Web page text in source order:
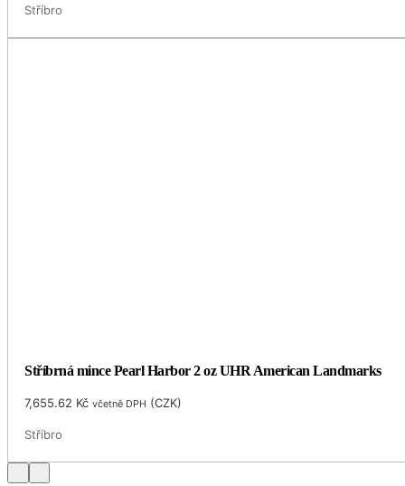
Stříbro
Stříbrná mince Pearl Harbor 2 oz UHR American Landmarks
7,655.62 Kč včetně DPH (CZK)
Stříbro